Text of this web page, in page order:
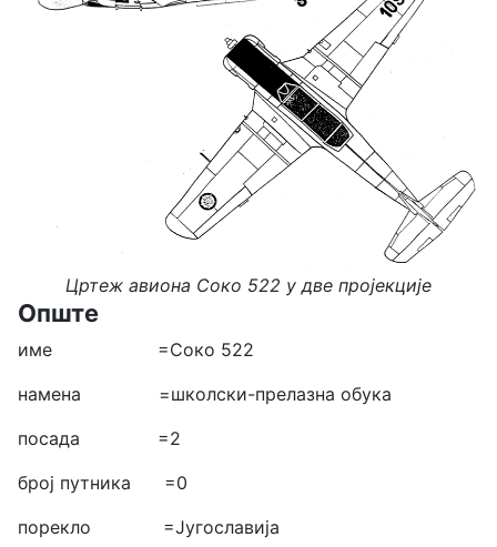
Цртеж авиона Соко 522 у две пројекције
Опште
име =Соко 522
намена =школски-прелазна обука
посада =2
број путника =0
порекло =Југославија